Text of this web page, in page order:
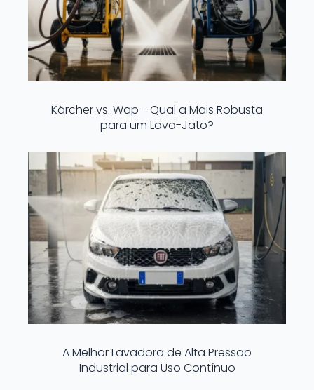
Kärcher vs. Wap - Qual a Mais Robusta
para um Lava-Jato?
A Melhor Lavadora de Alta Pressão
Industrial para Uso Contínuo